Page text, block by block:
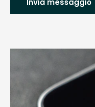
Invia messaggio